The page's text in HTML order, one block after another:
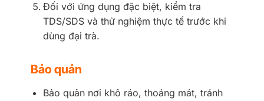
Đối với ứng dụng đặc biệt, kiểm tra
TDS/SDS và thử nghiệm thực tế trước khi
dùng đại trà.
Bảo quản
Bảo quản nơi khô ráo, thoáng mát, tránh